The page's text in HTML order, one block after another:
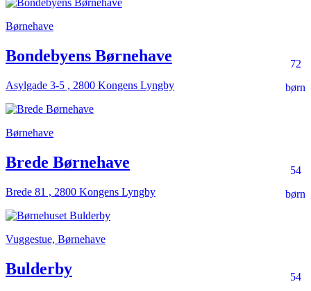
Børnehave
72
børn
Bondebyens Børnehave
Asylgade 3-5 , 2800 Kongens Lyngby
Børnehave
54
børn
Brede Børnehave
Brede 81 , 2800 Kongens Lyngby
Vuggestue, Børnehave
54
Bulderby